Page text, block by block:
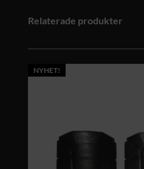
Relaterade produkter
NYHET!